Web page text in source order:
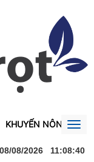
KHUYẾN NÔNG
học phổ thông Nam
08/2026 11:08:41